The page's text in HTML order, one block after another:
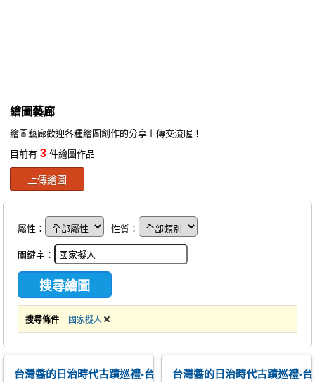
攤位轉讓區
會員功能選單
會員中心
註冊會員
登入
繪圖藝廊
繪圖藝廊歡迎各種繪圖創作的分享上傳交流喔！
目前有3 件繪圖作品
上傳繪圖
屬性： 性質：
關鍵字：
搜尋條件 國家擬人
台灣醬的日治時代古蹟巡禮-台北水道水源地及唧筒室
台灣醬的日治時代古蹟巡禮-